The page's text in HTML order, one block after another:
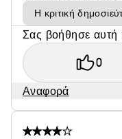
Η κριτική
Σας βοήθησε αυτή
0
Αναφορά